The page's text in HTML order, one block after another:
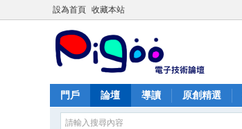
設為首頁 收藏本站
門戶 論壇 導讀 原創精選